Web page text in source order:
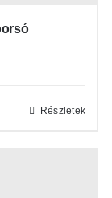
Részletek